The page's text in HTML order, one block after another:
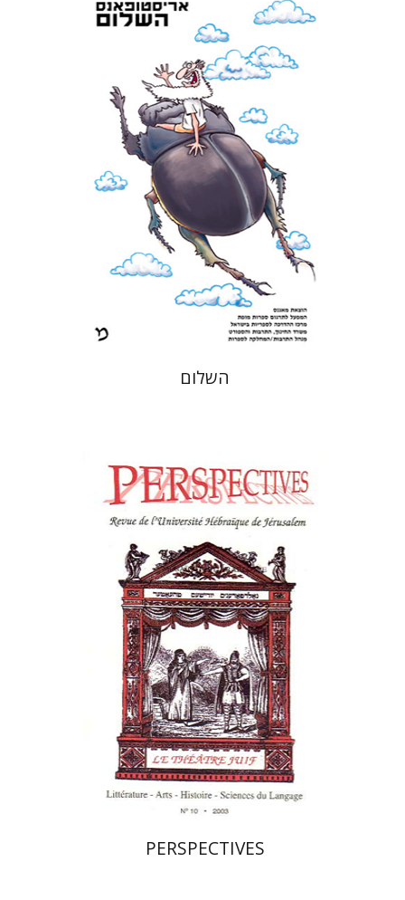
אריסטופאנס
דבורה גילולה
זיוה כספי
הנחת אתר ספר מודפס
$23
$21
השלום
פרננד ברטפלד
הנחת אתר ספר מודפס
$23
$21
PERSPECTIVES